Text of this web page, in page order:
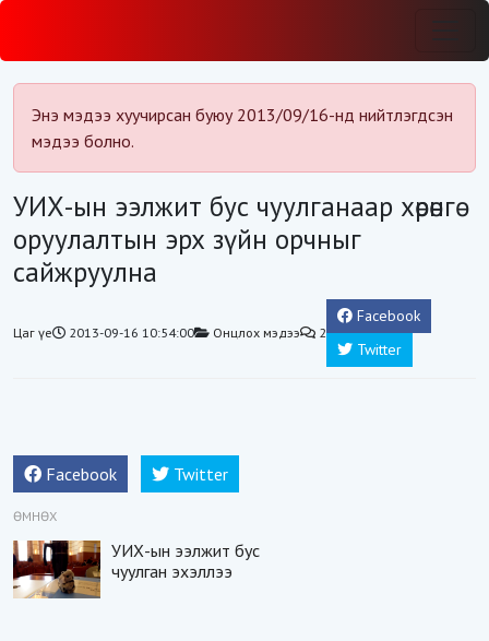
Энэ мэдээ хуучирсан буюу 2013/09/16-нд нийтлэгдсэн
мэдээ болно.
УИХ-ын ээлжит бус чуулганаар хөрөнгө
оруулалтын эрх зүйн орчныг
сайжруулна
Цаг үе 2013-09-16 10:54:00 Онцлох мэдээ 2
Facebook
Twitter
Facebook Twitter
ӨМНӨХ
УИХ-ын ээлжит бус
чуулган эхэллээ